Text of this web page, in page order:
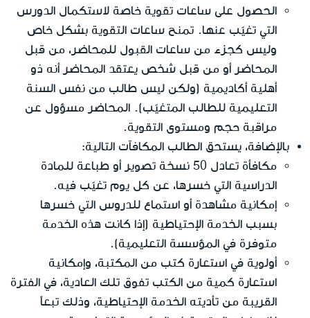
الحصول على ساعات تقوية خاصة لاستكمال الدورس
التي تغيّب عنها. تمنح ساعات التقوية بشكل خاص
وليس كجزء من ساعات القبول للمحاضر، من قبل
المحاضر أو من قبل شخص يعتقد المحاضر أنه ذو
أهلية أكاديمية (ولكن ليس طالب من نفس السنة
التعليمية للطالب المتغيّب). المحاضر مسؤول عن
مراقبة حجم ومستوى التقوية.
بالإضافة، يستحق الطالب المكافآت التالية:
مكافأة تعادل 50 نسخة تصوير أو طباعة للمادة
الدراسية التي خسرها، عن كل يوم تغيّب فيه.
إمكانية مشاهدة أو استماع للدروس التي خسرها
بسبب الخدمة الإحتياطية (إذا كانت هذه الخدمة
متوفرة في المؤسسة التعليمية).
أولوية في استعارة كتب من المكتبة، وإمكانية
استعارة كمية من الكتب تفوق تلك العادية، في الفترة
القريبة من تأديته الخدمة الإحتياطية، وذلك تبعاً